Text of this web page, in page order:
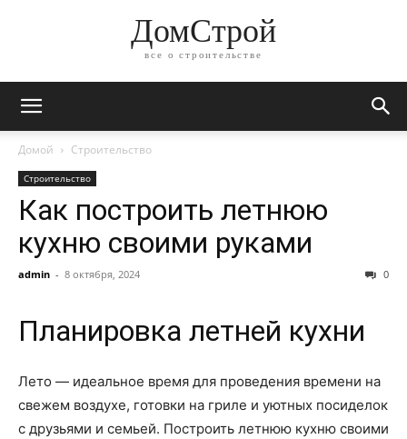
ДомСтрой
все о строительстве
Домой Строительство
Строительство
Как построить летнюю
кухню своими руками
admin - 8 октября, 2024 0
Планировка летней кухни
Лето — идеальное время для проведения времени на
свежем воздухе, готовки на гриле и уютных посиделок
с друзьями и семьей. Построить летнюю кухню своими